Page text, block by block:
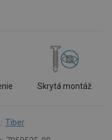
Skrytá montáž
Tiber